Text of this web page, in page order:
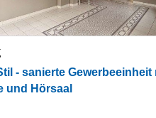
- sanierte Gewerbeeinheit
und Hörsaal